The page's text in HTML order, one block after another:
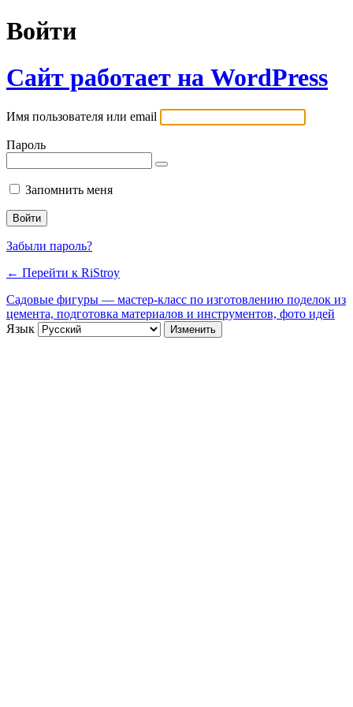
Войти
Сайт работает на WordPress
Имя пользователя или email
Пароль
Запомнить меня
Забыли пароль?
← Перейти к RiStroy
Садовые фигуры — мастер-класс по изготовлению поделок из
цемента, подготовка материалов и инструментов, фото идей
Язык